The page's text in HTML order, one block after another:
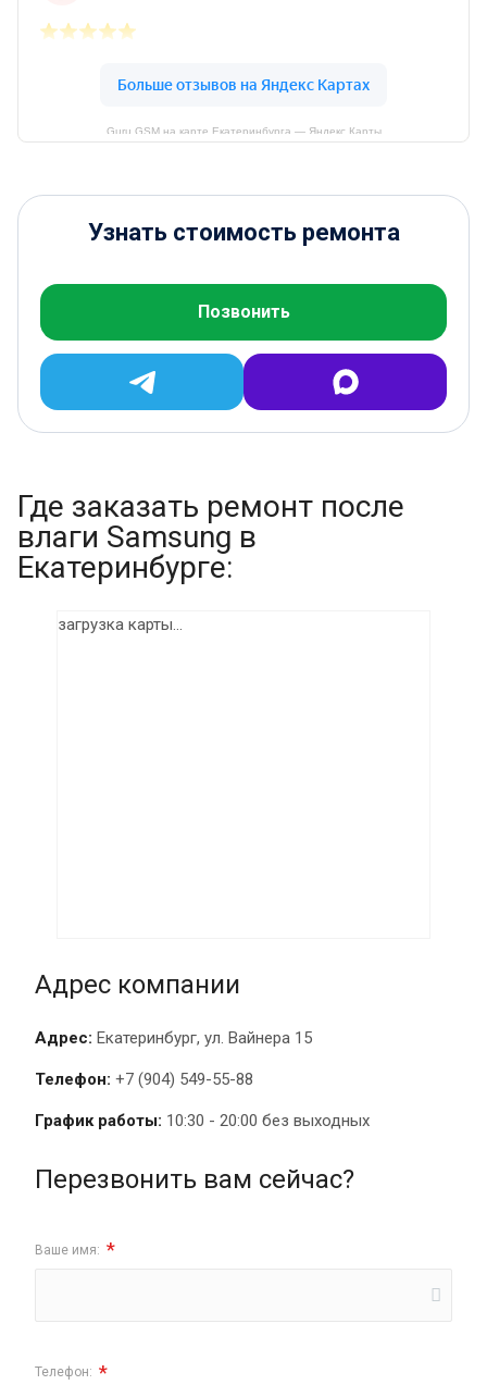
Guru GSM на карте Екатеринбурга — Яндекс Карты
Узнать стоимость ремонта
Позвонить
Где заказать ремонт после
влаги Samsung в
Екатеринбурге:
загрузка карты...
Адрес компании
Адрес: Екатеринбург, ул. Вайнера 15
Телефон: +7 (904) 549-55-88
График работы: 10:30 - 20:00 без выходных
Перезвонить вам сейчас?
Ваше имя: *
Телефон: *